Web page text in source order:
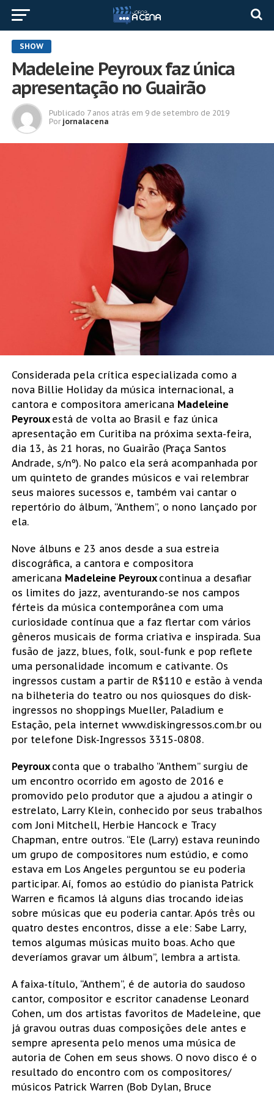
SHOW
Madeleine Peyroux faz única
apresentação no Guairão
Publicado 7 anos atrás em 9 de setembro de 2019
Por jornalacena
Considerada pela crítica especializada como a
nova Billie Holiday da música internacional, a
cantora e compositora americana Madeleine
Peyroux está de volta ao Brasil e faz única
apresentação em Curitiba na próxima sexta-feira,
dia 13, às 21 horas, no Guairão (Praça Santos
Andrade, s/nº). No palco ela será acompanhada por
um quinteto de grandes músicos e vai relembrar
seus maiores sucessos e, também vai cantar o
repertório do álbum, “Anthem”, o nono lançado por
ela.
Nove álbuns e 23 anos desde a sua estreia
discográfica, a cantora e compositora
americana Madeleine Peyroux continua a desafiar
os limites do jazz, aventurando-se nos campos
férteis da música contemporânea com uma
curiosidade contínua que a faz flertar com vários
gêneros musicais de forma criativa e inspirada. Sua
fusão de jazz, blues, folk, soul-funk e pop reflete
uma personalidade incomum e cativante. Os
ingressos custam a partir de R$110 e estão à venda
na bilheteria do teatro ou nos quiosques do disk-
ingressos no shoppings Mueller, Paladium e
Estação, pela internet www.diskingressos.com.br ou
por telefone Disk-Ingressos 3315-0808.
Peyroux conta que o trabalho “Anthem” surgiu de
um encontro ocorrido em agosto de 2016 e
promovido pelo produtor que a ajudou a atingir o
estrelato, Larry Klein, conhecido por seus trabalhos
com Joni Mitchell, Herbie Hancock e Tracy
Chapman, entre outros. “Ele (Larry) estava reunindo
um grupo de compositores num estúdio, e como
estava em Los Angeles perguntou se eu poderia
participar. Aí, fomos ao estúdio do pianista Patrick
Warren e ficamos lá alguns dias trocando ideias
sobre músicas que eu poderia cantar. Após três ou
quatro destes encontros, disse a ele: Sabe Larry,
temos algumas músicas muito boas. Acho que
deveríamos gravar um álbum”, lembra a artista.
A faixa-título, “Anthem”, é de autoria do saudoso
cantor, compositor e escritor canadense Leonard
Cohen, um dos artistas favoritos de Madeleine, que
já gravou outras duas composições dele antes e
sempre apresenta pelo menos uma música de
autoria de Cohen em seus shows. O novo disco é o
resultado do encontro com os compositores/
músicos Patrick Warren (Bob Dylan, Bruce